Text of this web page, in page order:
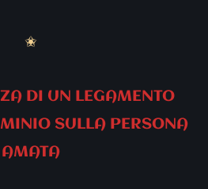
✬
DI UN LEGAMENTO
SULLA PERSONA
AMATA